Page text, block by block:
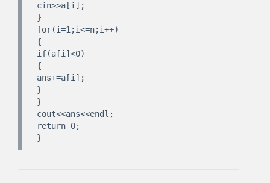
cin>>a[i];
}
for(i=1;i<=n;i++)
{
if(a[i]<0)
{
ans+=a[i];
}
}
cout<<ans<<endl;
return 0;